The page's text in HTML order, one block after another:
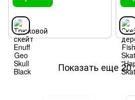
Показать еще 20